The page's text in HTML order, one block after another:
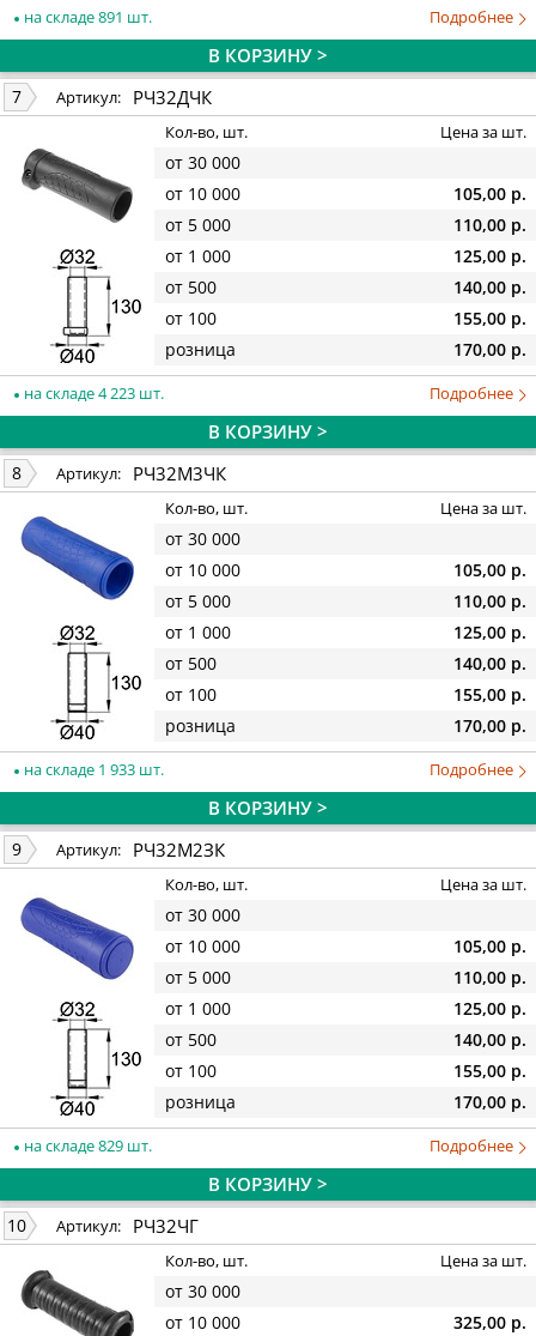
на складе 891 шт. Подробнее
В КОРЗИНУ >
7 Артикул: РЧ32ДЧК
Кол-во, шт. Цена за шт.
от 30 000
от 10 000
105,00 р.
от 5 000
110,00 р.
от 1 000
125,00 р.
от 500
140,00 р.
от 100
155,00 р.
розница
170,00 р.
на складе 4 223 шт. Подробнее
В КОРЗИНУ >
8 Артикул: РЧ32М3ЧК
Кол-во, шт. Цена за шт.
от 30 000
от 10 000
105,00 р.
от 5 000
110,00 р.
от 1 000
125,00 р.
от 500
140,00 р.
от 100
155,00 р.
розница
170,00 р.
на складе 1 933 шт. Подробнее
В КОРЗИНУ >
9 Артикул: РЧ32М2ЗК
Кол-во, шт. Цена за шт.
от 30 000
от 10 000
105,00 р.
от 5 000
110,00 р.
от 1 000
125,00 р.
от 500
140,00 р.
от 100
155,00 р.
розница
170,00 р.
на складе 829 шт. Подробнее
В КОРЗИНУ >
10 Артикул: РЧ32ЧГ
Кол-во, шт. Цена за шт.
от 30 000
от 10 000
325,00 р.